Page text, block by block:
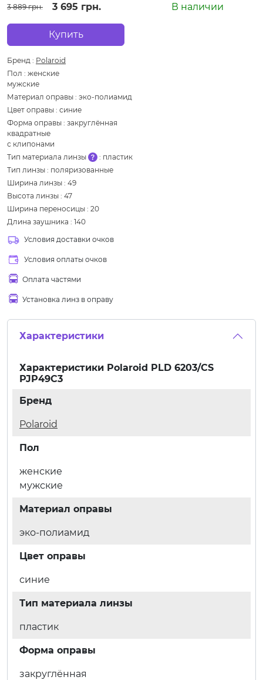
3 889 грн. 3 695 грн. В наличии
Купить
Бренд : Polaroid
Пол : женские
мужские
Материал оправы : эко-полиамид
Цвет оправы : синие
Форма оправы : закруглённая
квадратные
с клипонами
Тип материала линзы
: пластик
Тип линзы : поляризованные
Ширина линзы : 49
Высота линзы : 47
Ширина переносицы : 20
Длина заушника : 140
Условия доставки очков
Условия оплаты очков
Оплата частями
Установка линз в оправу
Характеристики
Характеристики Polaroid PLD 6203/CS
PJP49C3
Бренд
Polaroid
Пол
женские
мужские
Материал оправы
эко-полиамид
Цвет оправы
синие
Тип материала линзы
пластик
Форма оправы
закруглённая